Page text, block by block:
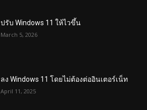
ปรับ Windows 11 ให้ไวขึ้น
March 5, 2026
ลง Windows 11 โดยไม่ต้องต่ออินเตอร์เน็ท
April 11, 2025